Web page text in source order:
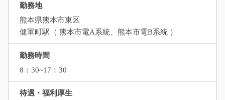
勤務地
熊本県熊本市東区
健軍町駅（ 熊本市電A系統、熊本市電B系統 ）
勤務時間
8：30~17：30
待遇・福利厚生